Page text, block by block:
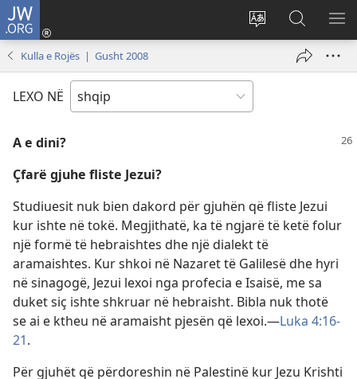
JW.ORG
Ndrysho
Hyr
me
dritare
Kërko
në
JW.ORG
Kulla e Rojës | Gusht 2008
LEXO NË
A e dini?
Çfarë gjuhe fliste Jezui?
Studiuesit nuk bien dakord për gjuhën që fliste Jezui
kur ishte në tokë. Megjithatë, ka të ngjarë të ketë folur
një formë të hebraishtes dhe një dialekt të
aramaishtes. Kur shkoi në Nazaret të Galilesë dhe hyri
në sinagogë, Jezui lexoi nga profecia e Isaisë, me sa
duket siç ishte shkruar në hebraisht. Bibla nuk thotë
se ai e ktheu në aramaisht pjesën që lexoi.—Luka 4:16-
21.
Për gjuhët që përdoreshin në Palestinë kur Jezu Krishti